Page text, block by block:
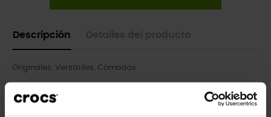
Descripción
Originales. Versátiles. Cómodas.
¡Fáciles de poner y quitar! Al igual que el modelo Classic para
adultos, la versión infantil ofrece una comodidad y una sujeción